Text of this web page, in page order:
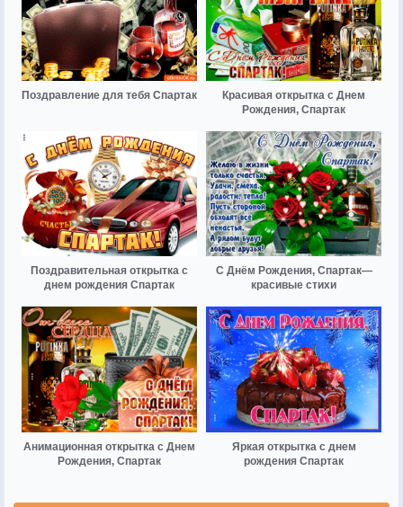
Поздравление для тебя Спартак
Красивая открытка с Днем
Рождения, Спартак
Поздравительная открытка с
днем рождения Спартак
С Днём Рождения, Спартак—
красивые стихи
Анимационная открытка с Днем
Рождения, Спартак
Яркая открытка с днем
рождения Спартак